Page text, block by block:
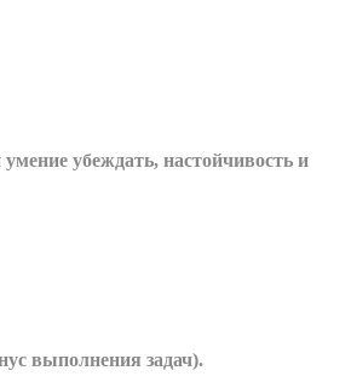
убеждать, настойчивость и
выполнения задач).